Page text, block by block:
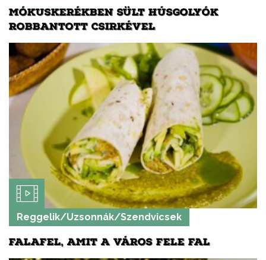
MÓKUSKERÉKBEN SÜLT HÚSGOLYÓK
ROBBANTOTT CSIRKÉVEL
Reggelik/Uzsonnák/Szendvicsek
FALAFEL, AMIT A VÁROS FELE FAL